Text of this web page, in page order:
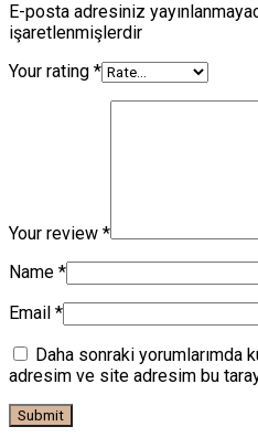
E-posta adresiniz
işaretlenmişlerdir
Your rating *
Your review *
Name *
Email *
Daha sonraki yorumlarımda
adresim ve site adresim bu